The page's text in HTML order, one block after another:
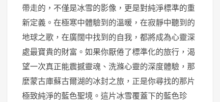
帶走的，不僅是冰雪的影像，更是對純淨標準的重
新定義。在極寒中體驗到的溫暖，在寂靜中聽到的
地球之歌，在廣闊中找到的自我，都將成為心靈深
處最寶貴的財富。如果你厭倦了標準化的旅行，渴
望一次真正能震撼靈魂、洗滌心靈的深度體驗，那
麼蒙古庫蘇古爾湖的冰封之旅，正是你尋找的那片
極致純淨的藍色聖境。這片冰雪覆蓋下的藍色珍